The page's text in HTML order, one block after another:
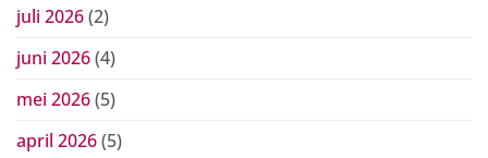
juli 2026(2)
juni 2026(4)
mei 2026(5)
april 2026(5)